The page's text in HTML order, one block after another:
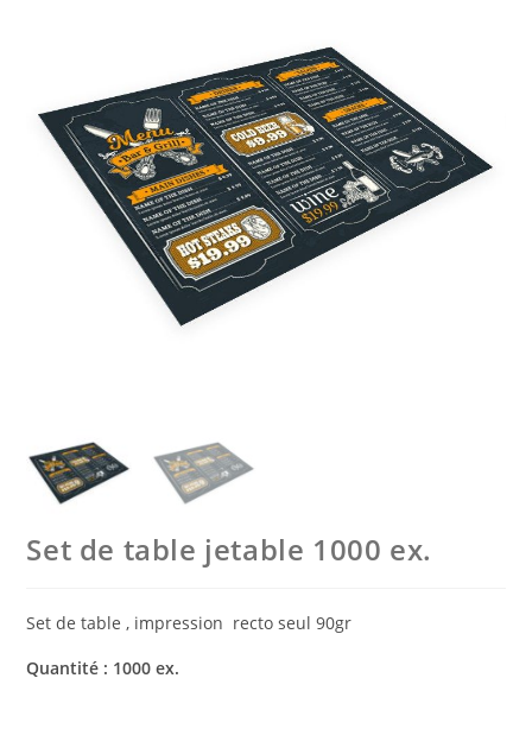
Set de table jetable 1000 ex.
Set de table , impression recto seul 90gr
Quantité : 1000 ex.